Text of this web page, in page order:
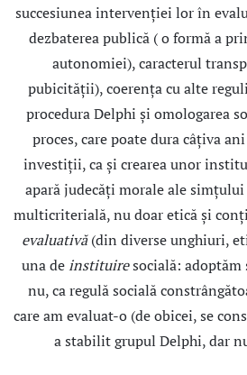
succesiunea intervenţiei lor în
dezbaterea publică ( o formă a
autonomiei), caracterul
pubicităţii), coerenţa cu alte
procedura Delphi şi omologarea
proces, care poate dura câţiva
investiţii, ca şi crearea unor
apară judecăţi morale ale
multicriterială, nu doar etică şi
evaluativă(din diverse unghiuri,
una deinstituiresocială: adoptăm
nu, ca regulă socială
care am evaluat-o (de obicei, se
a stabilit grupul Delphi, dar